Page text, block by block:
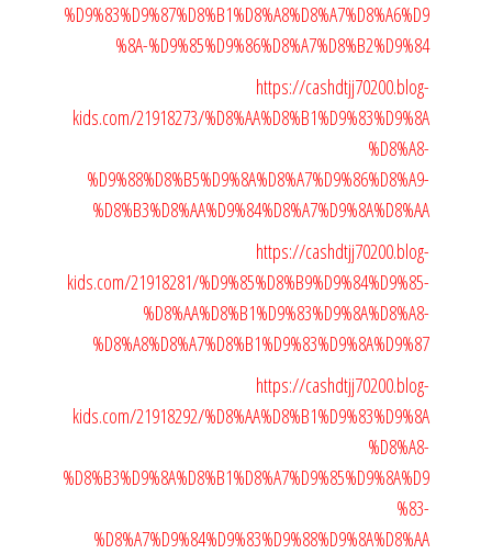
%D9%83%D9%87%D8%B1%D8%A8%D8%A7%D8%A6%D9
%8A-%D9%85%D9%86%D8%A7%D8%B2%D9%84
https://cashdtjj70200.blog-
kids.com/21918273/%D8%AA%D8%B1%D9%83%D9%8A
%D8%A8-
%D9%88%D8%B5%D9%8A%D8%A7%D9%86%D8%A9-
%D8%B3%D8%AA%D9%84%D8%A7%D9%8A%D8%AA
https://cashdtjj70200.blog-
kids.com/21918281/%D9%85%D8%B9%D9%84%D9%85-
%D8%AA%D8%B1%D9%83%D9%8A%D8%A8-
%D8%A8%D8%A7%D8%B1%D9%83%D9%8A%D9%87
https://cashdtjj70200.blog-
kids.com/21918292/%D8%AA%D8%B1%D9%83%D9%8A
%D8%A8-
%D8%B3%D9%8A%D8%B1%D8%A7%D9%85%D9%8A%D9
%83-
%D8%A7%D9%84%D9%83%D9%88%D9%8A%D8%AA